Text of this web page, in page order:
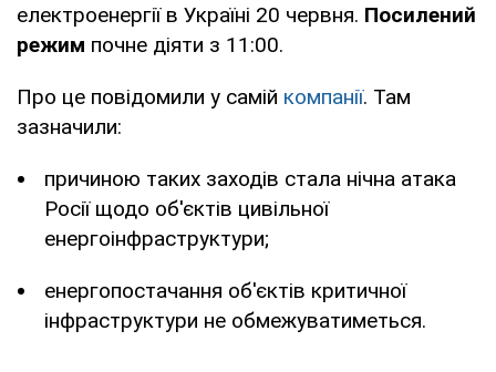
електроенергії в Україні 20 червня. Посилений
режим почне діяти з 11:00.
Про це повідомили у самій компанії. Там
зазначили:
причиною таких заходів стала нічна атака
Росії щодо об'єктів цивільної
енергоінфраструктури;
енергопостачання об'єктів критичної
інфраструктури не обмежуватиметься.